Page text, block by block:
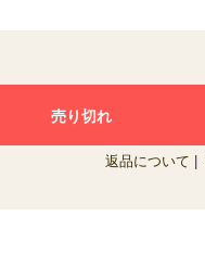
返品について |